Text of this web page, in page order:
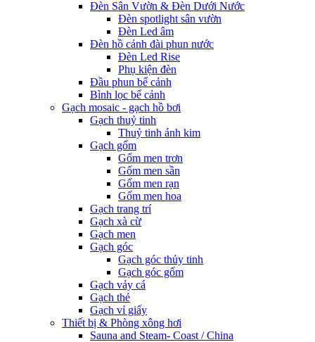
Đèn Sân Vườn & Đèn Dưới Nước
Đèn spotlight sân vườn
Đèn Led âm
Đèn hồ cảnh đài phun nước
Đèn Led Rise
Phụ kiện đèn
Đầu phun bể cảnh
Bình lọc bể cảnh
Gạch mosaic - gạch hồ bơi
Gạch thuỷ tinh
Thuỷ tinh ánh kim
Gạch gốm
Gốm men trơn
Gốm men sần
Gốm men rạn
Gốm men hoa
Gạch trang trí
Gạch xà cừ
Gạch men
Gạch góc
Gạch góc thủy tinh
Gạch góc gốm
Gạch vảy cá
Gạch thẻ
Gạch vỉ giấy
Thiết bị & Phòng xông hơi
Sauna and Steam- Coast / China